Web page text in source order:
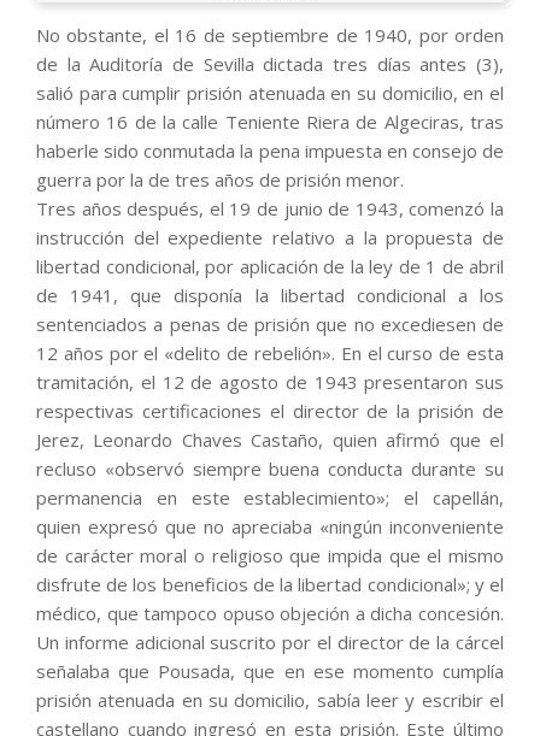
No obstante, el 16 de septiembre de 1940, por orden
de la Auditoría de Sevilla dictada tres días antes (3),
salió para cumplir prisión atenuada en su domicilio, en el
número 16 de la calle Teniente Riera de Algeciras, tras
haberle sido conmutada la pena impuesta en consejo de
guerra por la de tres años de prisión menor.
Tres años después, el 19 de junio de 1943, comenzó la
instrucción del expediente relativo a la propuesta de
libertad condicional, por aplicación de la ley de 1 de abril
de 1941, que disponía la libertad condicional a los
sentenciados a penas de prisión que no excediesen de
12 años por el «delito de rebelión». En el curso de esta
tramitación, el 12 de agosto de 1943 presentaron sus
respectivas certificaciones el director de la prisión de
Jerez, Leonardo Chaves Castaño, quien afirmó que el
recluso «observó siempre buena conducta durante su
permanencia en este establecimiento»; el capellán,
quien expresó que no apreciaba «ningún inconveniente
de carácter moral o religioso que impida que el mismo
disfrute de los beneficios de la libertad condicional»; y el
médico, que tampoco opuso objeción a dicha concesión.
Un informe adicional suscrito por el director de la cárcel
señalaba que Pousada, que en ese momento cumplía
prisión atenuada en su domicilio, sabía leer y escribir el
castellano cuando ingresó en esta prisión. Este último